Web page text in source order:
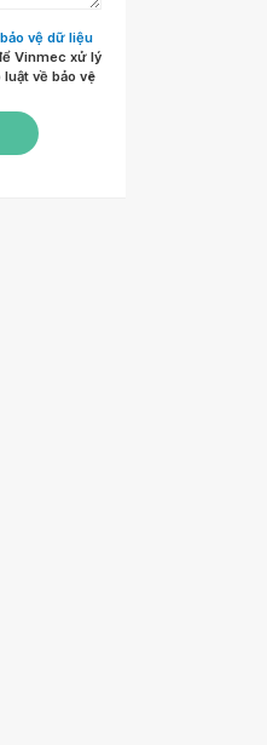
vệ dữ liệu
Vinmec xử lý
về bảo vệ